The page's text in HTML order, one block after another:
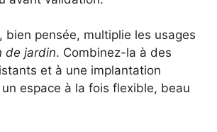
bien pensée, multiplie les usages
de jardin. Combinez-la à des
et à une implantation
espace à la fois flexible, beau